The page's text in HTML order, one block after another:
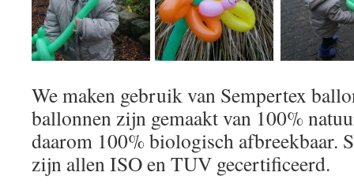
We maken gebruik van Sempertex
ballonnen zijn gemaakt van 100%
daarom 100% biologisch afbreekbaar.
zijn allen ISO en TUV gecertificeerd.